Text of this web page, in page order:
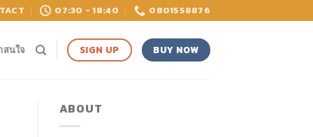
07:30 - 18:40 0801558876
สนใจ SIGN UP BUY NOW
ABOUT